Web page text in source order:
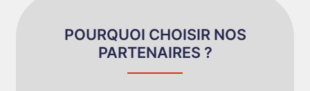
POURQUOI CHOISIR NOS
PARTENAIRES ?